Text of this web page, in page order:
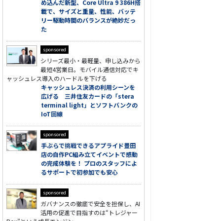
め込んだ新型、Core Ultra 9 386H搭
載で、サイズと重量、性能、バッテ
リー駆動時間のバランスが絶妙だっ
た
sponsored
シリーズ最小・最軽量、申し込みから
最短4営業日。モバイル通信対応でキ
ャッシュレス導入のハードルを下げる
キャッシュレス決済の利用シーンを
広げる 三井住友カードの「stera
terminal light」とソフトバンクの
IoT回線
sponsored
手ぶらで挑戦できるアプライド豊田
店の自作PC組み立てイベントで感動
の完成体験を！ プロのスタッフによ
るサポートで初参加でも安心
sponsored
ガバナンスの徹底で安全を担保し、AI
活用の促進で目指すのは“トレジャー